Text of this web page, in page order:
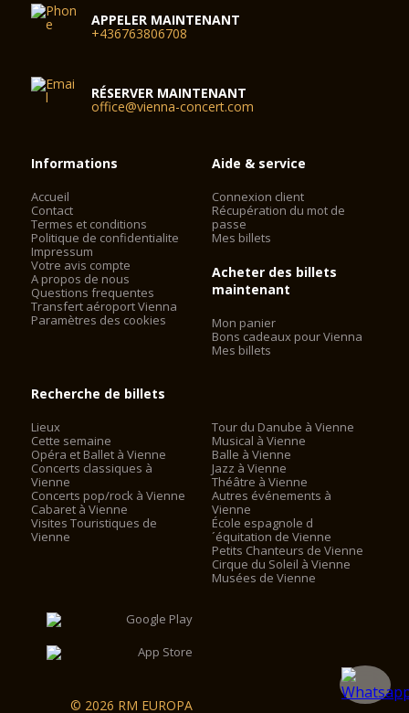
APPELER MAINTENANT
+436763806708
RÉSERVER MAINTENANT
office@vienna-concert.com
Informations
Accueil
Contact
Termes et conditions
Politique de confidentialite
Impressum
Votre avis compte
A propos de nous
Questions frequentes
Transfert aéroport Vienna
Paramètres des cookies
Aide & service
Connexion client
Récupération du mot de
passe
Mes billets
Acheter des billets
maintenant
Mon panier
Bons cadeaux pour Vienna
Mes billets
Recherche de billets
Lieux
Cette semaine
Opéra et Ballet à Vienne
Concerts classiques à
Vienne
Concerts pop/rock à Vienne
Cabaret à Vienne
Visites Touristiques de
Vienne
Tour du Danube à Vienne
Musical à Vienne
Balle à Vienne
Jazz à Vienne
Théâtre à Vienne
Autres événements à
Vienne
École espagnole d
´équitation de Vienne
Petits Chanteurs de Vienne
Cirque du Soleil à Vienne
Musées de Vienne
© 2026 RM EUROPA